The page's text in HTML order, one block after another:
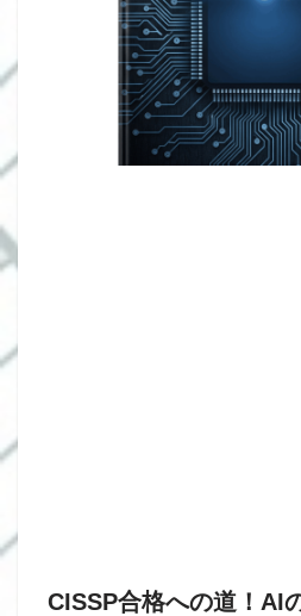
CISSP合格への道！AI